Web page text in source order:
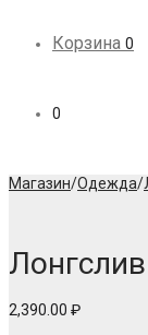
Корзина 0
0
Магазин/Одежда/
2,390.00 ₽